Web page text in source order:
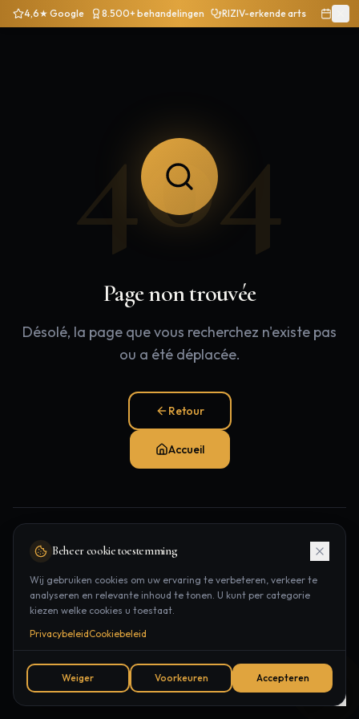
4,6★ Google 8.500+ behandelingen RIZIV-erkende arts
404
Page non trouvée
Désolé, la page que vous recherchez n'existe pas
ou a été déplacée.
Retour
Accueil
Traitements Épilation laser
Contact
Rendez-vous
Beheer cookie toestemming
Wij gebruiken cookies om uw ervaring te verbeteren, verkeer te
analyseren en relevante inhoud te tonen. U kunt per categorie
kiezen welke cookies u toestaat.
PrivacybeleidCookiebeleid
Weiger Voorkeuren Accepteren